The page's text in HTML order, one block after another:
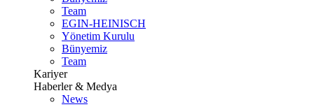
Team
EGIN-HEINISCH
Yönetim Kurulu
Bünyemiz
Team
Kariyer
Haberler & Medya
News